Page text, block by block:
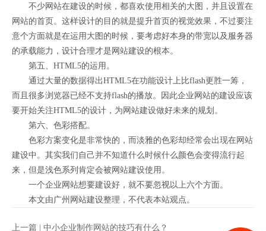
不少网站在建设的时候，都喜欢使用相关的大图，并且设置在
网站的首页。这样设计的目的就是提升首页的视觉效果，不过要注
意个方面就是在运用大图的时候，要考虑好本身的带宽以及服务器
的承载能力，设计合理才是网站建设的根本。
第五、HTML5的运用。
通过大量的数据得出HTML5在功能设计上比flash更胜一筹，
而且很多浏览器已经不支持flash的播放。因此企业网站的建设应该
要开始关注HTML5的设计，为网站建设做好未来的规划。
第六、色彩搭配。
色彩方案变化是非常快的，而淡雅的色彩却经常会出现在网站
建设中。其实我们自己并不知道什么时候什么颜色会变得流行起
来，但是浅色系列肯定会被网站建设使用。
一个企业网站想要建设好，就不要忽视以上六个方面。
本文由广州网站建设整理，不代表本站观点。
上一篇 | 中小企业制作网站的技巧有什么？